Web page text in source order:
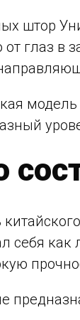
штор
от глаз в
себя как